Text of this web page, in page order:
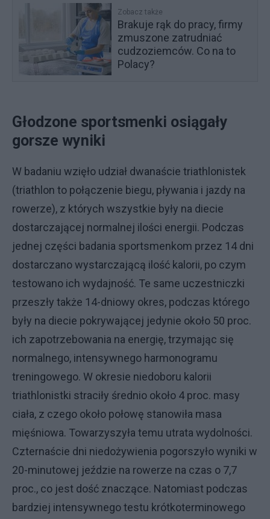
Zobacz także
Brakuje rąk do pracy, firmy
zmuszone zatrudniać
cudzoziemców. Co na to
Polacy?
Głodzone sportsmenki osiągały
gorsze wyniki
W badaniu wzięło udział dwanaście triathlonistek
(triathlon to połączenie biegu, pływania i jazdy na
rowerze), z których wszystkie były na diecie
dostarczającej normalnej ilości energii. Podczas
jednej części badania sportsmenkom przez 14 dni
dostarczano wystarczającą ilość kalorii, po czym
testowano ich wydajność. Te same uczestniczki
przeszły także 14-dniowy okres, podczas którego
były na diecie pokrywającej jedynie około 50 proc.
ich zapotrzebowania na energię, trzymając się
normalnego, intensywnego harmonogramu
treningowego. W okresie niedoboru kalorii
triathlonistki straciły średnio około 4 proc. masy
ciała, z czego około połowę stanowiła masa
mięśniowa. Towarzyszyła temu utrata wydolności.
Czternaście dni niedożywienia pogorszyło wyniki w
20-minutowej jeździe na rowerze na czas o 7,7
proc., co jest dość znaczące. Natomiast podczas
bardziej intensywnego testu krótkoterminowego